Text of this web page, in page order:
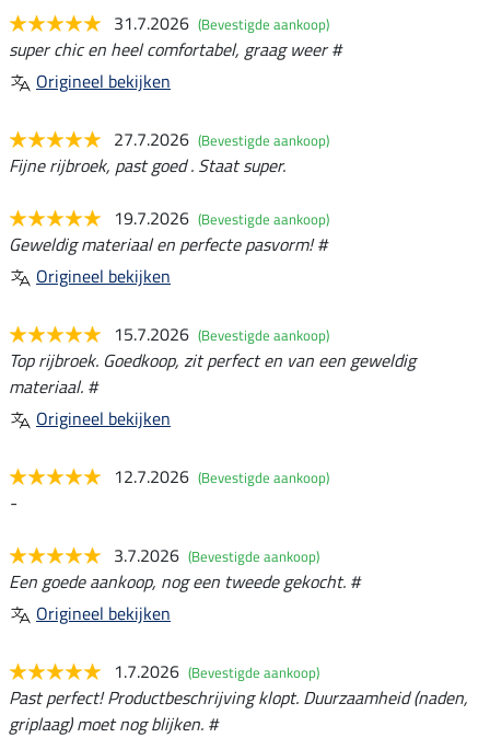
31.7.2026 (Bevestigde aankoop)
super chic en heel comfortabel, graag weer #
Origineel bekijken
27.7.2026 (Bevestigde aankoop)
Fijne rijbroek, past goed . Staat super.
19.7.2026 (Bevestigde aankoop)
Geweldig materiaal en perfecte pasvorm! #
Origineel bekijken
15.7.2026 (Bevestigde aankoop)
Top rijbroek. Goedkoop, zit perfect en van een geweldig
materiaal. #
Origineel bekijken
12.7.2026 (Bevestigde aankoop)
-
3.7.2026 (Bevestigde aankoop)
Een goede aankoop, nog een tweede gekocht. #
Origineel bekijken
1.7.2026 (Bevestigde aankoop)
Past perfect! Productbeschrijving klopt. Duurzaamheid (naden,
griplaag) moet nog blijken. #